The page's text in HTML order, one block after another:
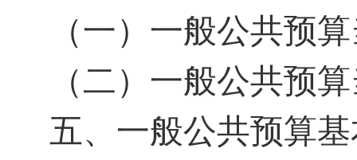
（一）一般公共预
（二）一般公共预
五、一般公共预算